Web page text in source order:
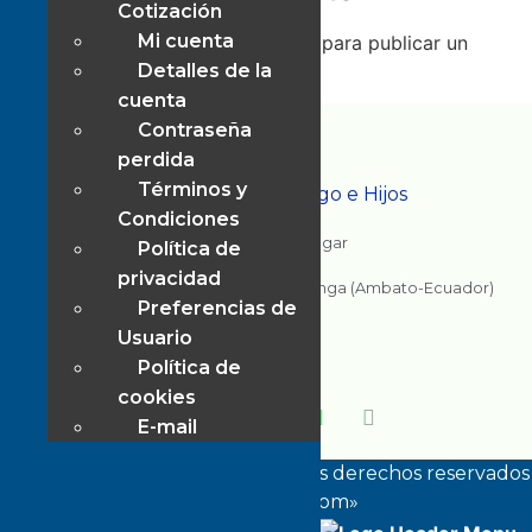
Lo siento, debes estarconectado
para publicar un
comentario.
Mushuc Wasi - Chango e Hijos
Todo en un solo lugar
Cervantes entre Rio Coca y Rio Cosanga (Ambato-Ecuador)
Contactos
Email: info@mushucwasi.com
WhatsApp: 099 560 1198
Copyright 2003-2026 · Todos los derechos reservados
«MushucWasi.com»
Cotización
Mi cuenta
Detalles de la
cuenta
Contraseña
perdida
Términos y
Condiciones
Política de
privacidad
Preferencias de
Usuario
Política de
cookies
E-mail